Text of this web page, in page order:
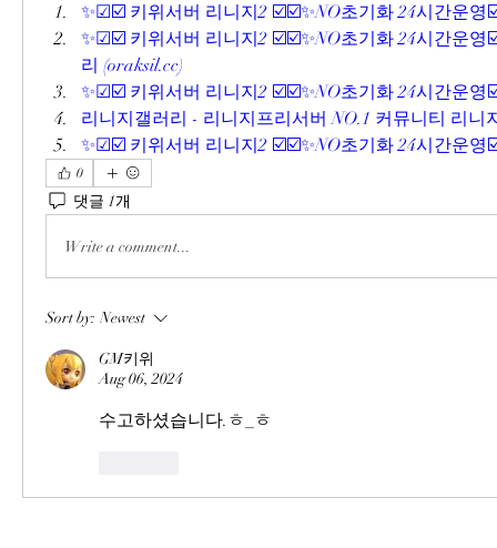
✨☑☑️ 키위서버 리니지2 ☑️☑️✨NO초기화 24시간운영
✨☑☑️ 키위서버 리니지2 ☑️☑️✨NO초기화 24시간운영
리 (oraksil.cc)
✨☑☑️ 키위서버 리니지2 ☑️☑️✨NO초기화 24시간운영
리니지갤러리 - 리니지프리서버 NO.1 커뮤니티 리니
✨☑☑️ 키위서버 리니지2 ☑️☑️✨NO초기화 24시간운영
0
댓글 1개
Write a comment...
Sort by: Newest
GM키위
Aug 06, 2024
수고하셨습니다.ㅎ_ㅎ